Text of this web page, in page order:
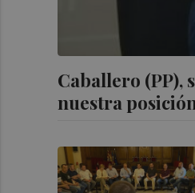
Caballero (PP),
nuestra